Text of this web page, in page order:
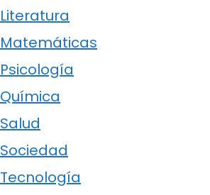
Literatura
Matemáticas
Psicología
Química
Salud
Sociedad
Tecnología